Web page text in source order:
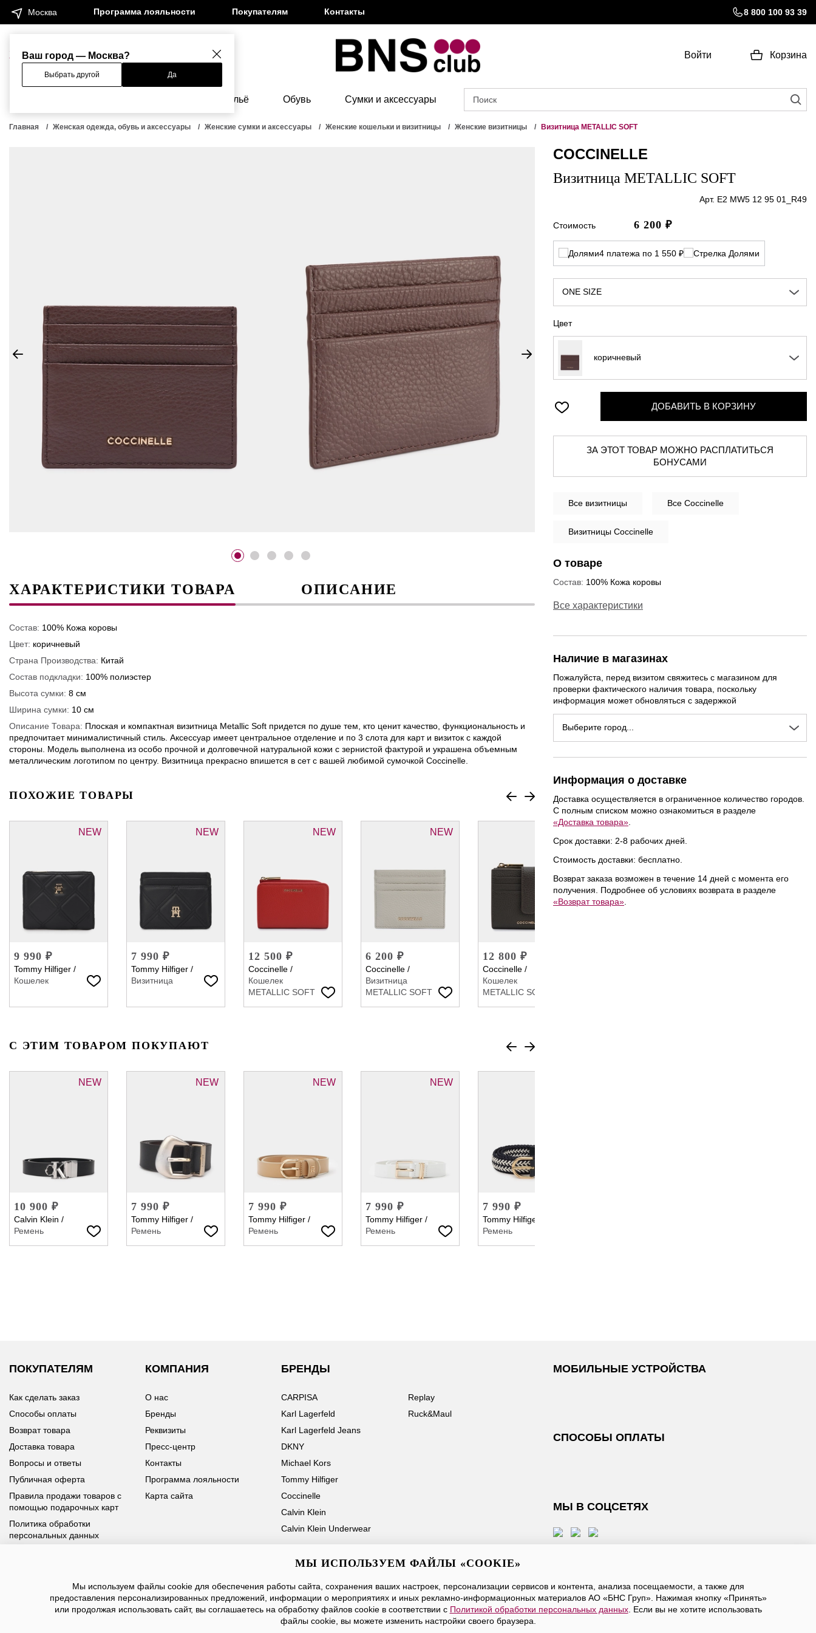
Ваш город — Москва?
Выбрать другой Да
Москва Программа лояльности Покупателям Контакты 8 800 100 93 39
Женщинам Мужчинам Войти Корзина
Бельё Обувь Сумки и аксессуары
Главная Женская одежда, обувь и аксессуары Женские сумки и аксессуары Женские кошельки и визитницы Женские визитницы Визитница METALLIC SOFT
ХАРАКТЕРИСТИКИ ТОВАРА ОПИСАНИЕ
Состав: 100% Кожа коровы
Цвет: коричневый
Страна Производства: Китай
Состав подкладки: 100% полиэстер
Высота сумки: 8 см
Ширина сумки: 10 см
Описание Товара: Плоская и компактная визитница Metallic Soft придется по душе тем, кто ценит качество, функциональность и
предпочитает минималистичный стиль. Аксессуар имеет центральное отделение и по 3 слота для карт и визиток с каждой
стороны. Модель выполнена из особо прочной и долговечной натуральной кожи с зернистой фактурой и украшена объемным
металлическим логотипом по центру. Визитница прекрасно впишется в сет с вашей любимой сумочкой Coccinelle.
ПОХОЖИЕ ТОВАРЫ
NEW
9 990 ₽
Tommy Hilfiger /
Кошелек
NEW
7 990 ₽
Tommy Hilfiger /
Визитница
NEW
12 500 ₽
Coccinelle /
Кошелек
METALLIC SOFT
NEW
6 200 ₽
Coccinelle /
Визитница
METALLIC SOFT
12 800 ₽
Coccinelle /
Кошелек
METALLIC SOFT
С ЭТИМ ТОВАРОМ ПОКУПАЮТ
NEW
10 900 ₽
Calvin Klein /
Ремень
NEW
7 990 ₽
Tommy Hilfiger /
Ремень
NEW
7 990 ₽
Tommy Hilfiger /
Ремень
NEW
7 990 ₽
Tommy Hilfiger /
Ремень
7 990 ₽
Tommy Hilfiger
Ремень
COCCINELLE
Визитница METALLIC SOFT
Арт. E2 MW5 12 95 01_R49
Стоимость 6 200 ₽
4 платежа по 1 550 ₽
ONE SIZE
Цвет
коричневый
ДОБАВИТЬ В КОРЗИНУ
ЗА ЭТОТ ТОВАР МОЖНО РАСПЛАТИТЬСЯ
БОНУСАМИ
Все визитницы Все Coccinelle
Визитницы Coccinelle
О товаре
Состав: 100% Кожа коровы
Все характеристики
Наличие в магазинах
Пожалуйста, перед визитом свяжитесь с магазином для
проверки фактического наличия товара, поскольку
информация может обновляться с задержкой
Выберите город...
Информация о доставке
Доставка осуществляется в ограниченное количество городов.
С полным списком можно ознакомиться в разделе
«Доставка товара»
Срок доставки: 2-8 рабочих дней.
Стоимость доставки: бесплатно.
Возврат заказа возможен в течение 14 дней с момента его
получения. Подробнее об условиях возврата в разделе
«Возврат товара»
ПОКУПАТЕЛЯМ
Как сделать заказ
Способы оплаты
Возврат товара
Доставка товара
Вопросы и ответы
Публичная оферта
Правила продажи товаров с
помощью подарочных карт
Политика обработки
персональных данных
КОМПАНИЯ
О нас
Бренды
Реквизиты
Пресс-центр
Контакты
Программа лояльности
Карта сайта
БРЕНДЫ
CARPISA
Karl Lagerfeld
Karl Lagerfeld Jeans
DKNY
Michael Kors
Tommy Hilfiger
Coccinelle
Calvin Klein
Calvin Klein Underwear
Replay
Ruck&Maul
МОБИЛЬНЫЕ УСТРОЙСТВА
СПОСОБЫ ОПЛАТЫ
МЫ В СОЦСЕТЯХ
У вас возникли вопросы?
Позвоните нам по телефону8 800 100 93 39или заполните
форму, мы обязательно с вами свяжемся
Ваше имя Email
Нажимая на кнопку «Отправить», вы принимаете условияПубличной оферты, даетесогласие на обработку персональных данных
МЫ ИСПОЛЬЗУЕМ ФАЙЛЫ «COOKIE»
Мы используем файлы cookie для обеспечения работы сайта, сохранения ваших настроек, персонализации сервисов и контента, анализа посещаемости, а также для
предоставления персонализированных предложений, информации о мероприятиях и иных рекламно-информационных материалов АО «БНС Груп». Нажимая кнопку «Принять»
или продолжая использовать сайт, вы соглашаетесь на обработку файлов cookie в соответствии с Политикой обработки персональных данных. Если вы не хотите использовать
файлы cookie, вы можете изменить настройки своего браузера.